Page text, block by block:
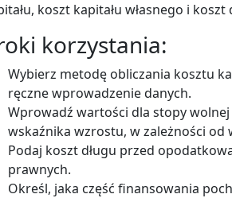
koszt kapitału własnego i koszt
korzystania:
Wybierz metodę obliczania kosztu
ręczne wprowadzenie danych.
Wprowadź wartości dla stopy
wskaźnika wzrostu, w zależności od
Podaj koszt długu przed
prawnych.
Określ, jaka część finansowania